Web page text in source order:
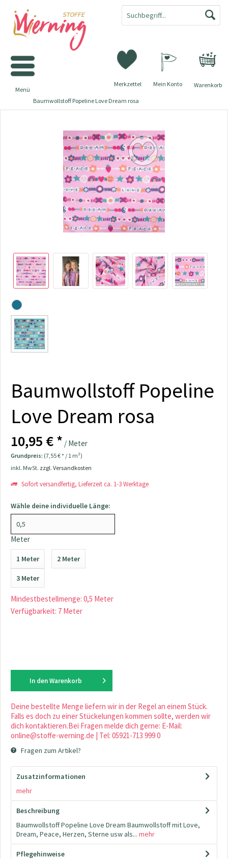
Warenkorb
Merkzettel Mein Konto
Menü
Baumwollstoff Popeline Love Dream rosa
Baumwollstoff Popeline
Love Dream rosa
10,95 € * / Meter
Grundpreis: (7,55 € * / 1 m²)
inkl. MwSt. zzgl. Versandkosten
Sofort versandfertig, Lieferzeit ca. 1-3 Werktage
Wähle deine individuelle Länge:
Meter
1 Meter 2 Meter
3 Meter
Mindestbestellmenge: 0,5 Meter
Verfügbarkeit: 7 Meter
In den Warenkorb
Deine bestellte Menge liefern wir in der Regel an einem Stück.
Falls es doch zu einer Stückelungen kommen sollte, werden wir
dich kontaktieren.Bei Fragen melde dich gerne: E-Mail:
online@stoffe-werning.de | Tel: 05921-713 999 0
Fragen zum Artikel?
Zusatzinformationen
mehr
Beschreibung
Baumwollstoff Popeline Love Dream Baumwollstoff mit Love,
Dream, Peace, Herzen, Sterne usw als... mehr
Pflegehinweise